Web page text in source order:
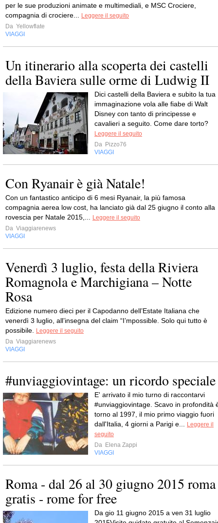
per le sue produzioni animate e multimediali, e MSC Crociere,
compagnia di crociere...
Leggere il seguito
Da Yellowflate
VIAGGI
Un itinerario alla scoperta dei castelli
della Baviera sulle orme di Ludwig II
Dici castelli della Baviera e subito la tua
immaginazione vola alle fiabe di Walt
Disney con tanto di principesse e
cavalieri a seguito. Come dare torto?
Leggere il seguito
Da Pizzo76
VIAGGI
Con Ryanair è già Natale!
Con un fantastico anticipo di 6 mesi Ryanair, la più famosa
compagnia aerea low cost, ha lanciato già dal 25 giugno il conto alla
rovescia per Natale 2015,...
Leggere il seguito
Da Viaggiarenews
VIAGGI
Venerdì 3 luglio, festa della Riviera
Romagnola e Marchigiana – Notte
Rosa
Edizione numero dieci per il Capodanno dell’Estate Italiana che
venerdì 3 luglio, all’insegna del claim “I’mpossible. Solo qui tutto è
possibile.
Leggere il seguito
Da Viaggiarenews
VIAGGI
#unviaggiovintage: un ricordo speciale
E' arrivato il mio turno di raccontarvi
#unviaggiovintage. Scavo in profondità
torno al 1997, il mio primo viaggio fuori
dall'Italia, 4 giorni a Parigi e...
Leggere il
seguito
Da Elena Zappi
VIAGGI
Roma - dal 26 al 30 giugno 2015 roma
gratis - rome for free
Da gio 11 giugno 2015 a ven 31 luglio